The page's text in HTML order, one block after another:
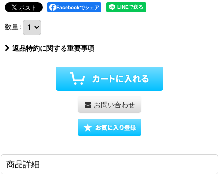
Facebookでシェア
数量:
返品特約に関する重要事項
お問い合わせ
商品詳細